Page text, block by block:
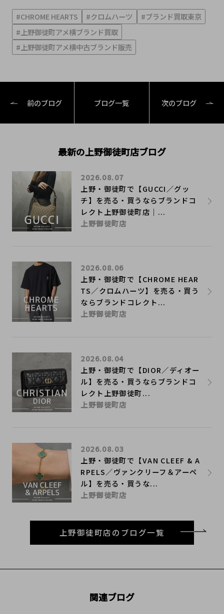
#CHROME HEARTS #クロムハーツ
#ブランド買取東京
#上野御徒町アメ横ブランド買取
#上野御徒町アメ横中古ブランド販売
前のブログ ブログ一覧 次のブログ
最新の上野御徒町店ブログ
上野・御徒町で【GUCCI／グッ
チ】を売る・買うならブランドコ
レクト上野御徒町店｜...
2026.08.07
上野御徒町店
上野・御徒町で【CHROME HEAR
TS／クロムハーツ】を売る・買う
ならブランドコレクト...
2026.08.06
上野御徒町店
上野・御徒町で【DIOR／ディオー
ル】を売る・買うならブランドコ
レクト上野御徒町...
2026.08.04
上野御徒町店
上野・御徒町で【VAN CLEEF & A
RPELS／ヴァンクリーフ＆アーペ
ル】を売る・買うな...
2026.08.03
上野御徒町店
上野御徒町店のブログ一覧
関連ブログ